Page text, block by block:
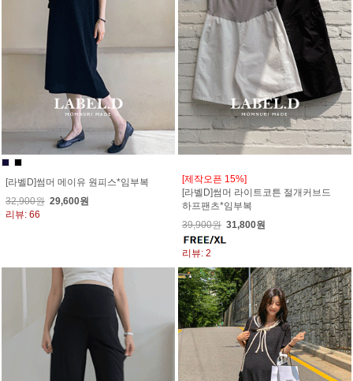
[라벨D]썸머 메이유 원피스*임부복
32,900원 29,600원
리뷰: 66
[제작오픈 15%]
[라벨D]썸머 라이트코튼 절개커브드
하프팬츠*임부복
39,900원 31,800원
리뷰: 2